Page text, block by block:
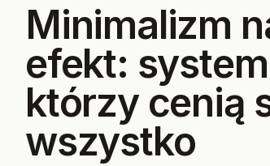
Minimalizm
efekt:
którzy cenią
wszystko